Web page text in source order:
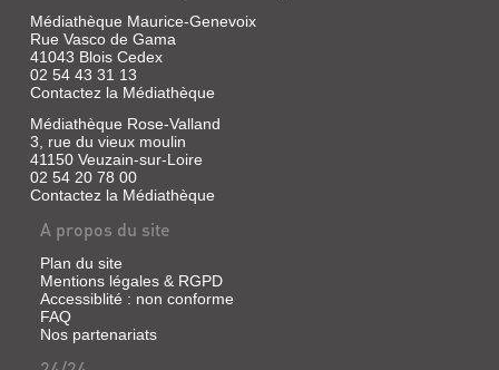
Médiathèque Maurice-Genevoix
Rue Vasco de Gama
41043 Blois Cedex
02 54 43 31 13
Contactez la Médiathèque
Médiathèque Rose-Valland
3, rue du vieux moulin
41150 Veuzain-sur-Loire
02 54 20 78 00
Contactez la Médiathèque
A propos du site
Plan du site
Mentions légales & RGPD
Accessiblité : non conforme
FAQ
Nos partenariats